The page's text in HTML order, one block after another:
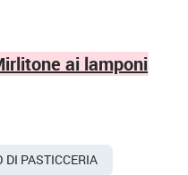
ai lamponi
DI PASTICCERIA